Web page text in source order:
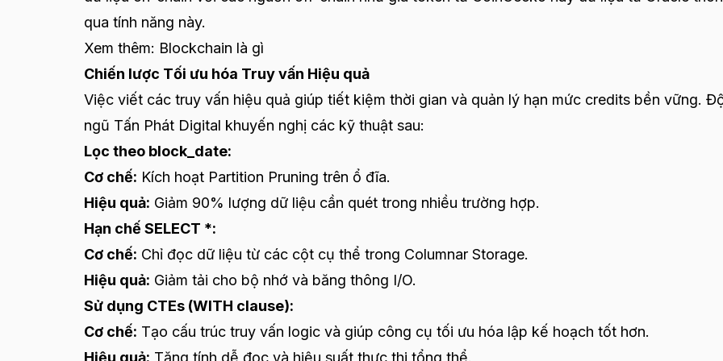
qua tính năng này.
Xem thêm: Blockchain là gì
Chiến lược Tối ưu hóa Truy vấn Hiệu quả
Việc viết các truy vấn hiệu quả giúp tiết kiệm thời gian và quản lý hạn mức credits bền vững.
ngũ Tấn Phát Digital khuyến nghị các kỹ thuật sau:
Lọc theo block_date:
Cơ chế: Kích hoạt Partition Pruning trên ổ đĩa.
Hiệu quả: Giảm 90% lượng dữ liệu cần quét trong nhiều trường hợp.
Hạn chế SELECT *:
Cơ chế: Chỉ đọc dữ liệu từ các cột cụ thể trong Columnar Storage.
Hiệu quả: Giảm tải cho bộ nhớ và băng thông I/O.
Sử dụng CTEs (WITH clause):
Cơ chế: Tạo cấu trúc truy vấn logic và giúp công cụ tối ưu hóa lập kế hoạch tốt hơn.
Hiệu quả: Tăng tính dễ đọc và hiệu suất thực thi tổng thể.